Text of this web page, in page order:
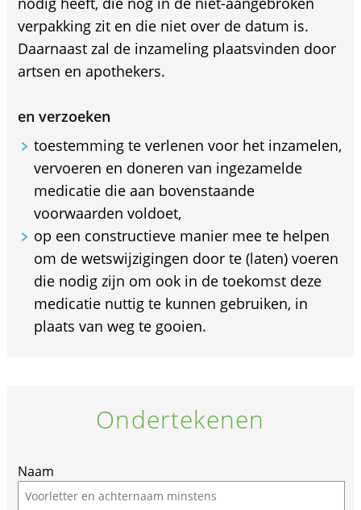
verpakking zit en die niet over de datum is.
Daarnaast zal de inzameling plaatsvinden door
artsen en apothekers.
en verzoeken
toestemming te verlenen voor het inzamelen,
vervoeren en doneren van ingezamelde
medicatie die aan bovenstaande
voorwaarden voldoet,
op een constructieve manier mee te helpen
om de wetswijzigingen door te (laten) voeren
die nodig zijn om ook in de toekomst deze
medicatie nuttig te kunnen gebruiken, in
plaats van weg te gooien.
Ondertekenen
Naam